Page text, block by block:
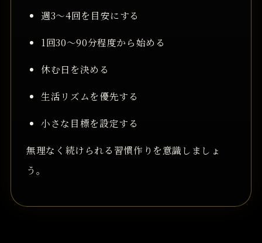
週3〜4回を目安にする
1回30〜90分程度から始める
休む日を決める
生活リズムを優先する
小さな目標を設定する
無理なく続けられる習慣作りを意識しましょ
う。